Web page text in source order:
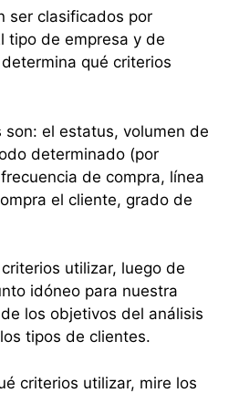
ser clasificados por
tipo de empresa y de
qué criterios
son: el estatus, volumen de
determinado (por
de compra, línea
el cliente, grado de
utilizar, luego de
idóneo para nuestra
los objetivos del análisis
tipos de clientes.
criterios utilizar, mire los